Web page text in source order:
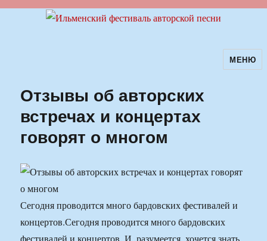
Ильменский фестиваль авторскойМЕНЮ
Отзывы об авторских
встречах и концертах
говорят о многом
Сегодня проводится много бардовских фестивалей и
концертов.Сегодня проводится много бардовских